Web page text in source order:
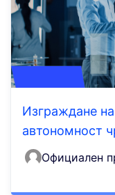
Изграждане
автономност
Официален